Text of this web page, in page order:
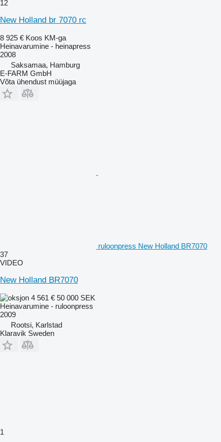
12
New Holland br 7070 rc
8 925 € Koos KM-ga
Heinavarumine - heinapress
2008
Saksamaa, Hamburg
E-FARM GmbH
Võta ühendust müüjaga
ruloonpress New Holland BR7070
37
VIDEO
New Holland BR7070
4 561 € 50 000 SEK
Heinavarumine - ruloonpress
2009
Rootsi, Karlstad
Klaravik Sweden
1